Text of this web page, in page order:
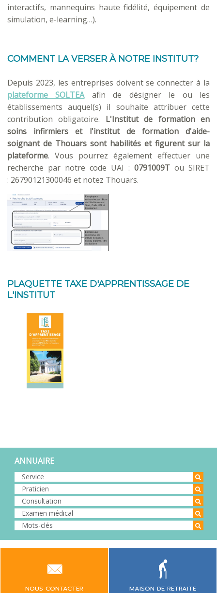
interactifs, mannequins haute fidélité, équipement de
simulation, e-learning…).
COMMENT LA VERSER À NOTRE INSTITUT?
Depuis 2023, les entreprises doivent se connecter à la
plateforme SOLTEAafin de désigner le ou les
établissements auquel(s) il souhaite attribuer cette
contribution obligatoire. L'Institut de formation en
soins infirmiers et l'institut de formation d'aide-
soignant de Thouars sont habilités et figurent sur la
plateforme. Vous pourrez également effectuer une
recherche par notre code UAI : 0791009T ou SIRET
: 26790121300046 et notez Thouars.
PLAQUETTE TAXE D'APPRENTISSAGE DE
L'INSTITUT
ANNUAIRE
NOUS CONTACTER MAISON DE RETRAITE